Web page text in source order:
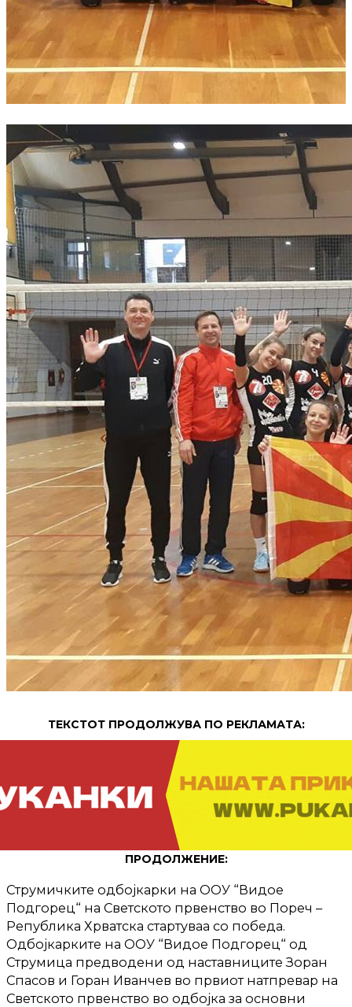
ТЕКСТОТ ПРОДОЛЖУВА ПО РЕКЛАМАТА:
ПРОДОЛЖЕНИЕ:
Струмичките одбојкарки на ООУ “Видое
Подгорец“ на Светското првенство во Пореч –
Република Хрватска стартуваа со победа.
Одбојкарките на ООУ “Видое Подгорец“ од
Струмица предводени од наставниците Зоран
Спасов и Горан Иванчев во првиот натпревар на
Светското првенство во одбојка за основни